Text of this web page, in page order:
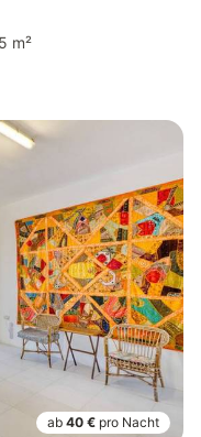
m²
ab 40 € pro Nacht